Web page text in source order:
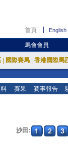
首頁 English
馬會會員
國際賽馬 香港國際馬
賽果 賽事報告
沙田: